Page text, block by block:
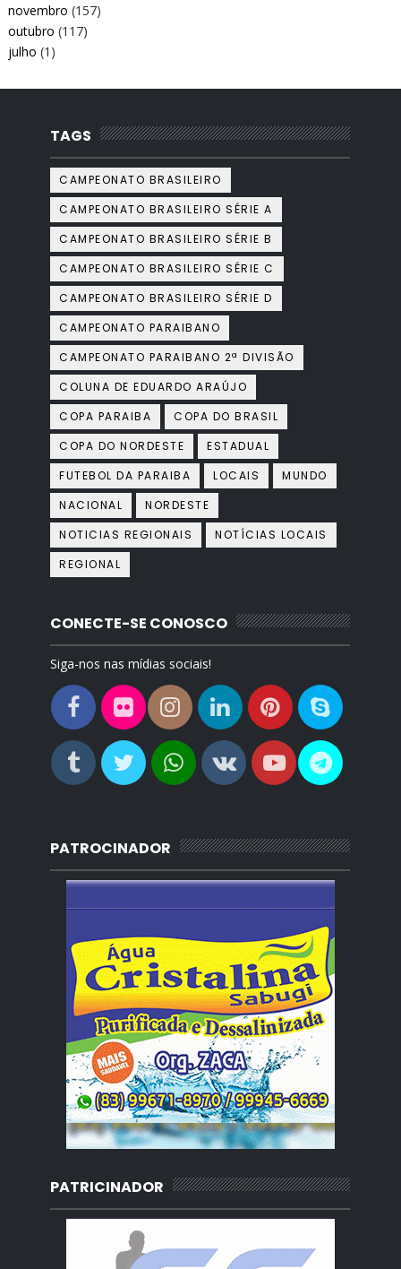
novembro (157)
outubro (117)
julho (1)
TAGS
CAMPEONATO BRASILEIRO
CAMPEONATO BRASILEIRO SÉRIE A
CAMPEONATO BRASILEIRO SÉRIE B
CAMPEONATO BRASILEIRO SÉRIE C
CAMPEONATO BRASILEIRO SÉRIE D
CAMPEONATO PARAIBANO
CAMPEONATO PARAIBANO 2ª DIVISÃO
COLUNA DE EDUARDO ARAÚJO
COPA PARAIBA
COPA DO BRASIL
COPA DO NORDESTE
ESTADUAL
FUTEBOL DA PARAIBA
LOCAIS
MUNDO
NACIONAL
NORDESTE
NOTICIAS REGIONAIS
NOTÍCIAS LOCAIS
REGIONAL
CONECTE-SE CONOSCO
Siga-nos nas mídias sociais!
PATROCINADOR
PATRICINADOR